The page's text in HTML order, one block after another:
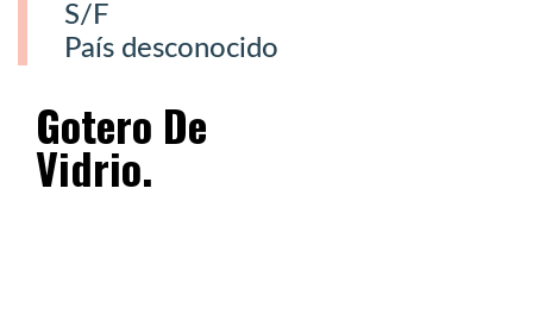
S/F
País desconocido
Gotero De
Vidrio.